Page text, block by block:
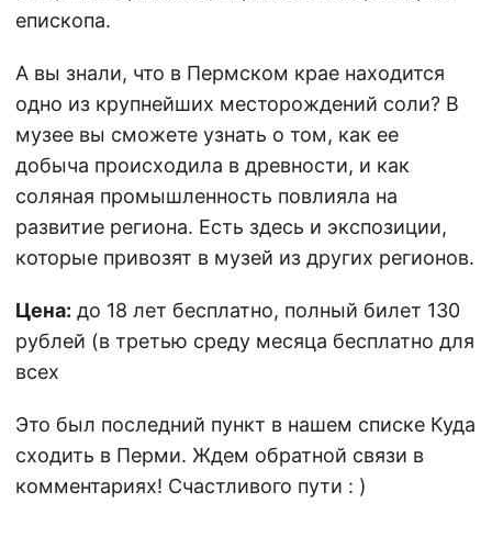
епископа.
А вы знали, что в Пермском крае находится
одно из крупнейших месторождений соли? В
музее вы сможете узнать о том, как ее
добыча происходила в древности, и как
соляная промышленность повлияла на
развитие региона. Есть здесь и экспозиции,
которые привозят в музей из других регионов.
Цена: до 18 лет бесплатно, полный билет 130
рублей (в третью среду месяца бесплатно для
всех
Это был последний пункт в нашем списке Куда
сходить в Перми. Ждем обратной связи в
комментариях! Счастливого пути : )